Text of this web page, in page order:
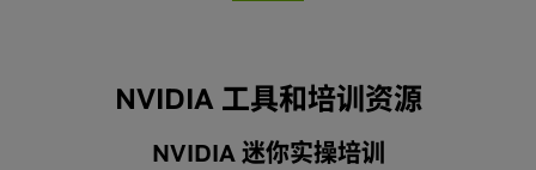
NVIDIA 工具和培训资源
NVIDIA 迷你实操培训